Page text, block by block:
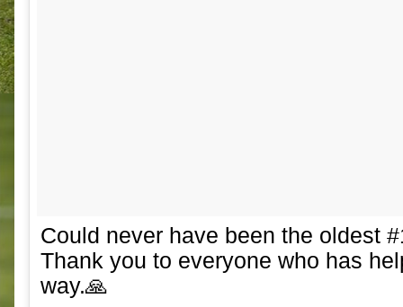
Could never have been the oldest
Thank you to everyone who has
way.🙏